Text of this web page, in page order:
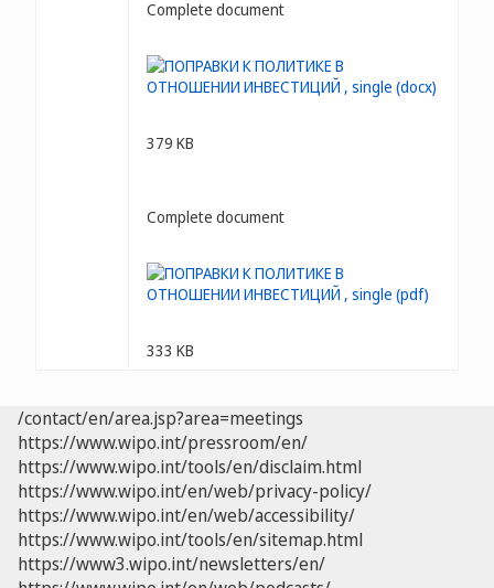
Complete document
379 KB
Complete document
333 KB
/contact/en/area.jsp?area=meetings
https://www.wipo.int/pressroom/en/
https://www.wipo.int/tools/en/disclaim.html
https://www.wipo.int/en/web/privacy-policy/
https://www.wipo.int/en/web/accessibility/
https://www.wipo.int/tools/en/sitemap.html
https://www3.wipo.int/newsletters/en/